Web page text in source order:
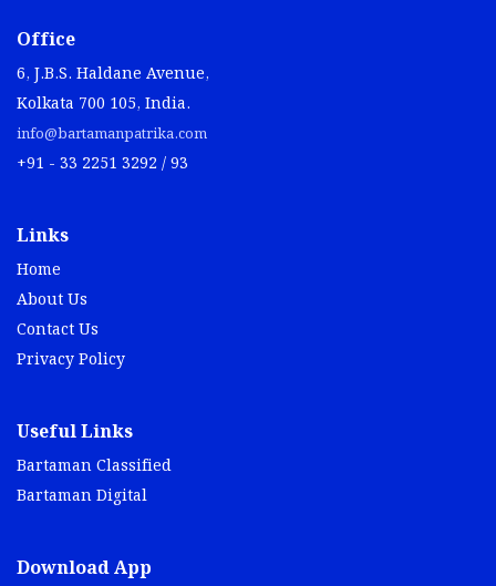
Office
6, J.B.S. Haldane Avenue,
Kolkata 700 105, India.
info@bartamanpatrika.com
+91 - 33 2251 3292 / 93
Links
Home
About Us
Contact Us
Privacy Policy
Useful Links
Bartaman Classified
Bartaman Digital
Download App